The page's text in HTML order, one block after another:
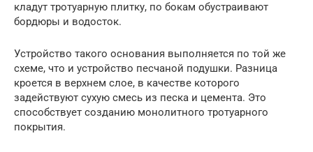
кладут тротуарную плитку, по бокам обустраивают
бордюры и водосток.
Устройство такого основания выполняется по той же
схеме, что и устройство песчаной подушки. Разница
кроется в верхнем слое, в качестве которого
задействуют сухую смесь из песка и цемента. Это
способствует созданию монолитного тротуарного
покрытия.